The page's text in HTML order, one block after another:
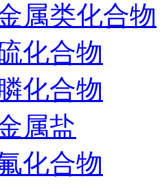
属类化合物
化合物
化合物
属盐
化合物